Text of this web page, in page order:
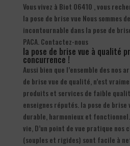
Vous vivez à Biot 06410 , vous
la pose de brise vue Nous sommes
incontournable dans la pose de
PACA. Contactez-nous
la pose de brise vue à qualité
concurrence !
Aussi bien que l’ensemble des nos
de brise vue de qualité, n’est
produits et services de faible
enseignes réputés. la pose de brise
durable, harmonieux et
vie, D’un point de vue pratique
(souples et rigides) sont facile à